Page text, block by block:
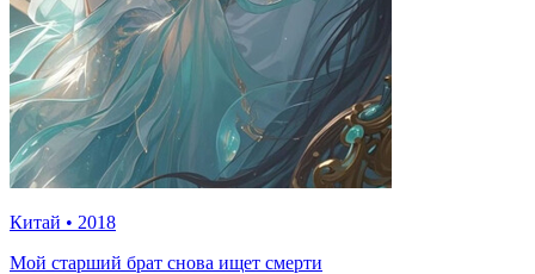
Китай • 2018
Мой старший брат снова ищет смерти